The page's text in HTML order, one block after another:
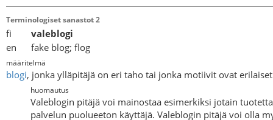
Terminologiset sanastot 2
fi valeblogi
en fake blog; flog
määritelmä
blogi, jonka ylläpitäjä on eri taho tai jonka motiivit ovat
huomautus
Valeblogin pitäjä voi mainostaa esimerkiksi jotain
palvelun puolueeton käyttäjä. Valeblogin pitäjä voi olla